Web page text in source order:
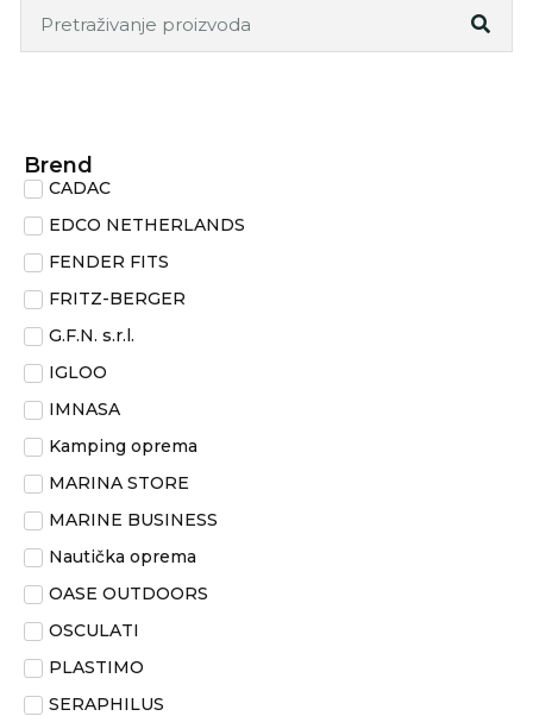
Brend
CADAC
EDCO NETHERLANDS
FENDER FITS
FRITZ-BERGER
G.F.N. s.r.l.
IGLOO
IMNASA
Kamping oprema
MARINA STORE
MARINE BUSINESS
Nautička oprema
OASE OUTDOORS
OSCULATI
PLASTIMO
SERAPHILUS